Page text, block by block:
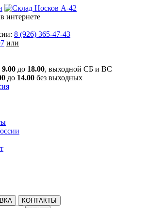
интернете
8 (926) 365-47-43
или
9.00 до 18.00, выходной СБ и ВС
до 14.00 без выходных
КОНТАКТЫ